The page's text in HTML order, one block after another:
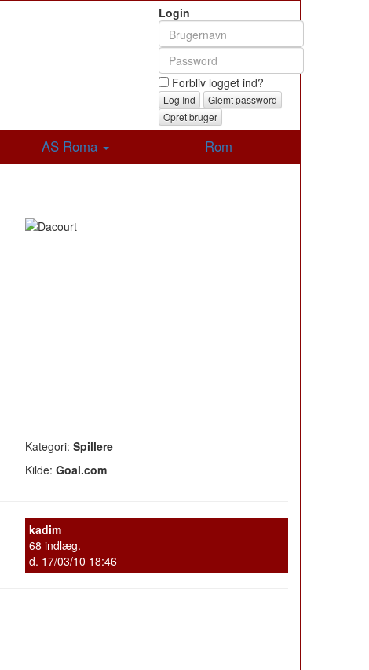
Login
Forbliv logget ind?
Glemt password
Opret bruger
AS Roma Rom
Kategori: Spillere
Kilde: Goal.com
kadim
68 indlæg.
d. 17/03/10 18:46